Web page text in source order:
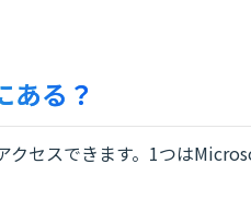
る？
セスできます。1つは